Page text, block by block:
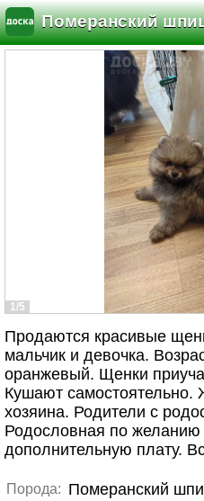
Померанский
1/5
Продаются красивые
мальчик и девочка.
оранжевый. Щенки
Кушают самостоятельно.
хозяина. Родители с
Родословная по желанию
дополнительную плату.
Порода: Померанский